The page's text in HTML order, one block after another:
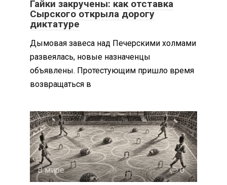
Гайки закручены: как отставка
Сырского открыла дорогу
диктатуре
Дымовая завеса над Печерскими холмами
развеялась, новые назначенцы
объявлены. Протестующим пришло время
возвращаться в
В мире 0